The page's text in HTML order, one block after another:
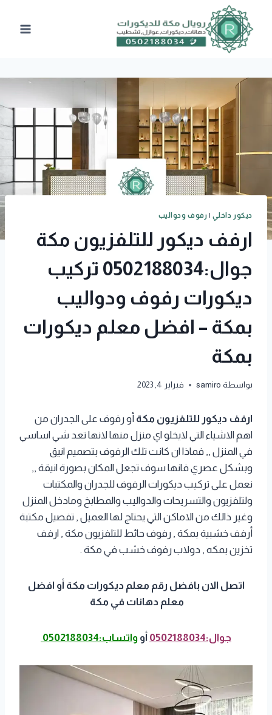
المحتوى
ديكور داخلي| رفوف ودواليب
ارفف ديكور للتلفزيون مكة
جوال:0502188034 تركيب
ديكورات رفوف ودواليب
بمكة – افضل معلم ديكورات
بمكة
بواسطة samiro فبراير 4, 2023
ارفف ديكور للتلفزيون مكة أو رفوف على الجدران من
اهم الاشياء التي لايخلو اي منزل منها لانها تعد شي اساسي
في المنزل ,, فماذا ان كانت تلك الرفوف بتصميم انيق
وبشكل عصري فانها سوف تجعل المكان بصورة انيقة ,,
نعمل على تركيب ديكورات الرفوف للجدران والمكتبات
ولتلفزيون والتسريحات والدواليب والمطابخ ومادخل المنزل
وغير ذالك من الاماكن التي يحتاج لها العميل , تفصيل مكتبة
أرفف خشبية بمكة , رفوف حائط للتلفزيون مكة , ارفف
تخزين بمكه , دولاب رفوف خشب في مكة .
اتصل الان بافضل رقم معلم ديكورات مكة أو افضل
معلم دهانات في مكة
جوال:0502188034 أو واتساب:0502188034